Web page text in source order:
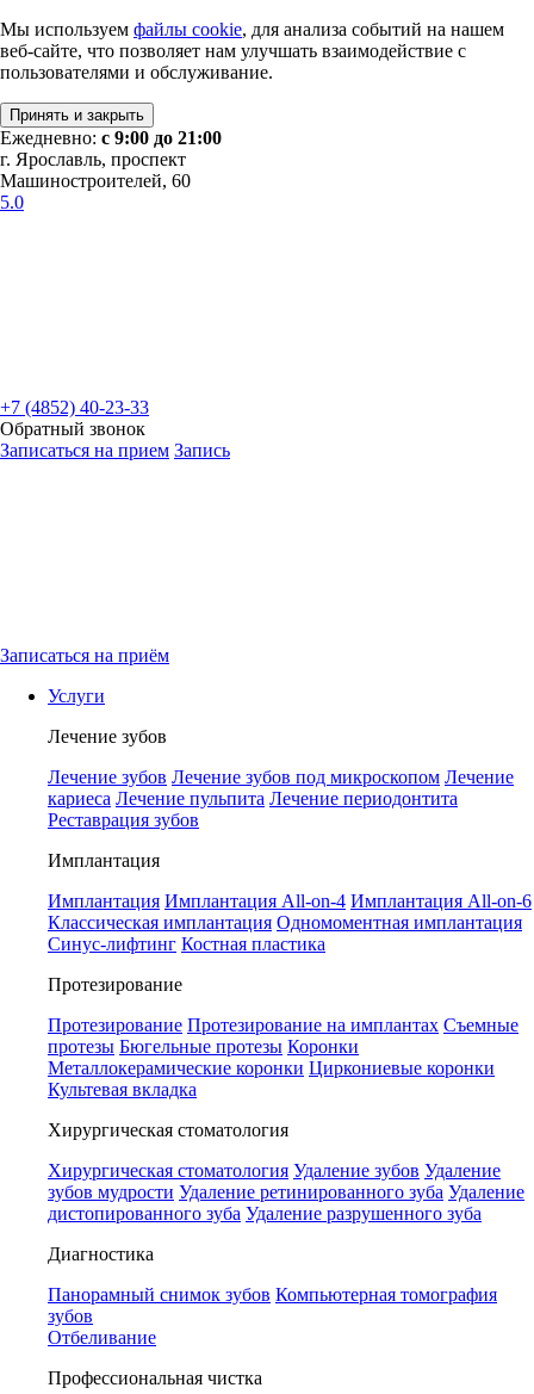
Мы используем файлы cookie, для анализа событий на нашем
веб-сайте, что позволяет нам улучшать взаимодействие с
пользователями и обслуживание.
Принять и закрыть
Ежедневно: с 9:00 до 21:00
г. Ярославль, проспект
Машиностроителей, 60
5.0
+7 (4852) 40-23-33
Обратный звонок
Записаться на прием Запись
Записаться на приём
Услуги
Лечение зубов
Лечение зубов Лечение зубов под микроскопом Лечение
кариеса Лечение пульпита Лечение периодонтита
Реставрация зубов
Имплантация
Имплантация Имплантация All-on-4 Имплантация All-on-6
Классическая имплантация Одномоментная имплантация
Синус-лифтинг Костная пластика
Протезирование
Протезирование Протезирование на имплантах Съемные
протезы Бюгельные протезы Коронки
Металлокерамические коронки Циркониевые коронки
Культевая вкладка
Хирургическая стоматология
Хирургическая стоматология Удаление зубов Удаление
зубов мудрости Удаление ретинированного зуба Удаление
дистопированного зуба Удаление разрушенного зуба
Диагностика
Панорамный снимок зубов Компьютерная томография
зубов
Отбеливание
Профессиональная чистка